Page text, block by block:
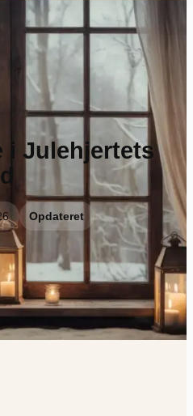
i Julehjertets
Opdateret